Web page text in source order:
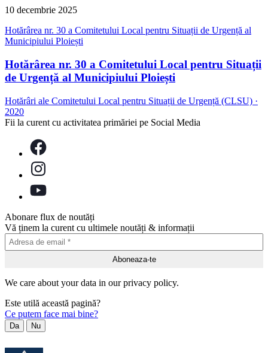
10 decembrie 2025
Hotărârea nr. 30 a Comitetului Local pentru Situații de Urgență al
Municipiului Ploiești
Hotărârea nr. 30 a Comitetului Local pentru Situații
de Urgență al Municipiului Ploiești
Hotărâri ale Comitetului Local pentru Situații de Urgență (CLSU) ·
2020
Fii la curent cu activitatea primăriei pe Social Media
Abonare flux de noutăți
Vă ținem la curent cu ultimele noutăți & informații
We care about your data in our privacy policy.
Este utilă această pagină?
Ce putem face mai bine?
Da Nu